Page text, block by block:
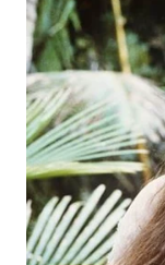
BEKASI
WN
BOGOR
WN
DEPOK
WN
TAPANULI